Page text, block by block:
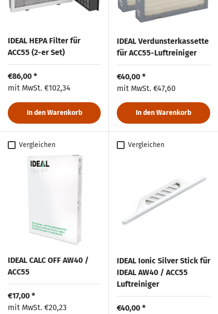
IDEAL HEPA Filter für
ACC55 (2-er Set)
Normaler Preis
€86,00 *
Normaler Preis
mit MwSt. €102,34
In den Warenkorb
IDEAL Verdunsterkassette
für ACC55-Luftreiniger
Normaler Preis
€40,00 *
Normaler Preis
mit MwSt. €47,60
In den Warenkorb
Vergleichen
IDEAL CALC OFF AW40 /
ACC55
Normaler Preis
€17,00 *
Normaler Preis
mit MwSt. €20,23
Vergleichen
IDEAL Ionic Silver Stick für
IDEAL AW40 / ACC55
Luftreiniger
Normaler Preis
€40,00 *